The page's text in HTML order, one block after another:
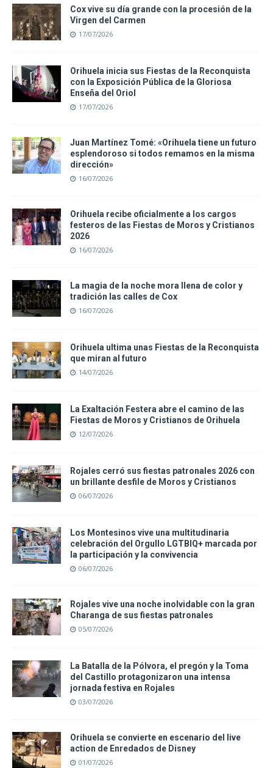
Cox vive su día grande con la procesión de la
Virgen del Carmen
17/07/2026
Orihuela inicia sus Fiestas de la Reconquista
con la Exposición Pública de la Gloriosa
Enseña del Oriol
17/07/2026
Juan Martínez Tomé: «Orihuela tiene un futuro
esplendoroso si todos remamos en la misma
dirección»
16/07/2026
Orihuela recibe oficialmente a los cargos
festeros de las Fiestas de Moros y Cristianos
2026
16/07/2026
La magia de la noche mora llena de color y
tradición las calles de Cox
16/07/2026
Orihuela ultima unas Fiestas de la Reconquista
que miran al futuro
14/07/2026
La Exaltación Festera abre el camino de las
Fiestas de Moros y Cristianos de Orihuela
12/07/2026
Rojales cerró sus fiestas patronales 2026 con
un brillante desfile de Moros y Cristianos
06/07/2026
Los Montesinos vive una multitudinaria
celebración del Orgullo LGTBIQ+ marcada por
la participación y la convivencia
06/07/2026
Rojales vive una noche inolvidable con la gran
Charanga de sus fiestas patronales
05/07/2026
La Batalla de la Pólvora, el pregón y la Toma
del Castillo protagonizaron una intensa
jornada festiva en Rojales
03/07/2026
Orihuela se convierte en escenario del live
action de Enredados de Disney
01/07/2026